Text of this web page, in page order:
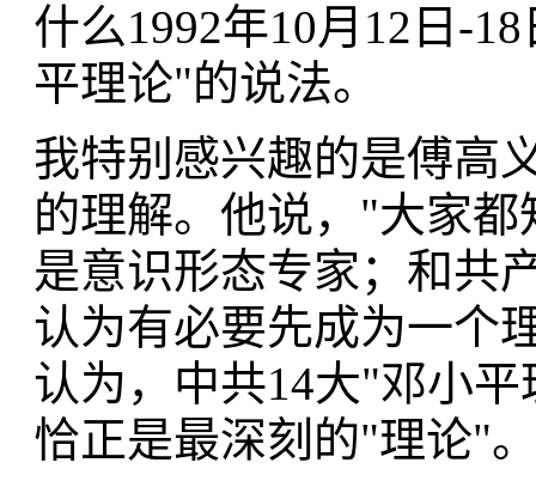
什么1992年10月12日-
平理论"的说法。
我特别感兴趣的是傅高
的理解。他说，"大家
是意识形态专家；和共
认为有必要先成为一个
认为，中共14大"邓小
恰正是最深刻的"理论"